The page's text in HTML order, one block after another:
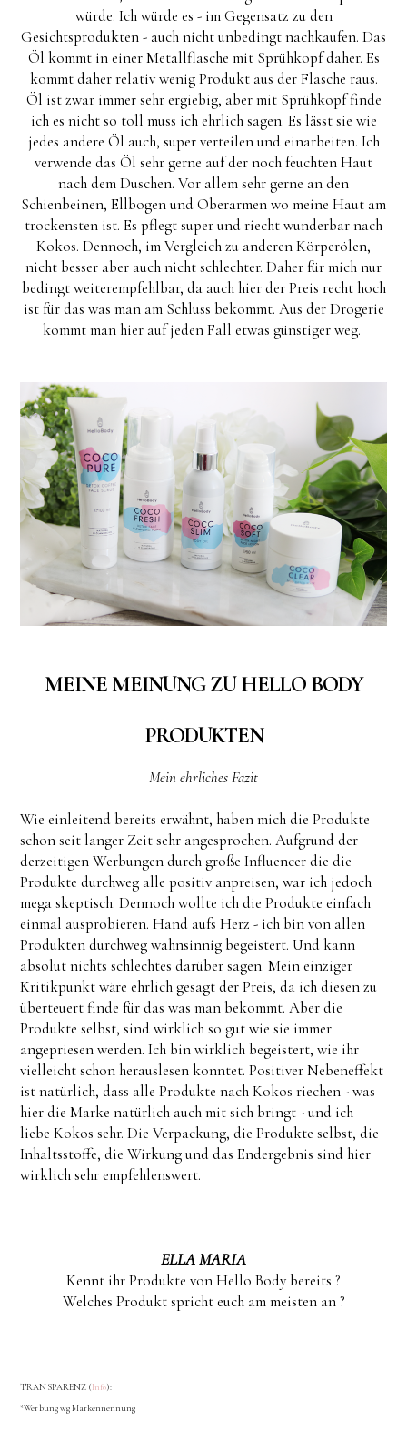
würde. Ich würde es - im Gegensatz zu den
Gesichtsprodukten - auch nicht unbedingt nachkaufen. Das
Öl kommt in einer Metallflasche mit Sprühkopf daher. Es
kommt daher relativ wenig Produkt aus der Flasche raus.
Öl ist zwar immer sehr ergiebig, aber mit Sprühkopf finde
ich es nicht so toll muss ich ehrlich sagen. Es lässt sie wie
jedes andere Öl auch, super verteilen und einarbeiten. Ich
verwende das Öl sehr gerne auf der noch feuchten Haut
nach dem Duschen. Vor allem sehr gerne an den
Schienbeinen, Ellbogen und Oberarmen wo meine Haut am
trockensten ist. Es pflegt super und riecht wunderbar nach
Kokos. Dennoch, im Vergleich zu anderen Körperölen,
nicht besser aber auch nicht schlechter. Daher für mich nur
bedingt weiterempfehlbar, da auch hier der Preis recht hoch
ist für das was man am Schluss bekommt. Aus der Drogerie
kommt man hier auf jeden Fall etwas günstiger weg.
MEINE MEINUNG ZU HELLO BODY
PRODUKTEN
Mein ehrliches Fazit
Wie einleitend bereits erwähnt, haben mich die Produkte
schon seit langer Zeit sehr angesprochen. Aufgrund der
derzeitigen Werbungen durch große Influencer die die
Produkte durchweg alle positiv anpreisen, war ich jedoch
mega skeptisch. Dennoch wollte ich die Produkte einfach
einmal ausprobieren. Hand aufs Herz - ich bin von allen
Produkten durchweg wahnsinnig begeistert. Und kann
absolut nichts schlechtes darüber sagen. Mein einziger
Kritikpunkt wäre ehrlich gesagt der Preis, da ich diesen zu
überteuert finde für das was man bekommt. Aber die
Produkte selbst, sind wirklich so gut wie sie immer
angepriesen werden. Ich bin wirklich begeistert, wie ihr
vielleicht schon herauslesen konntet. Positiver Nebeneffekt
ist natürlich, dass alle Produkte nach Kokos riechen - was
hier die Marke natürlich auch mit sich bringt - und ich
liebe Kokos sehr. Die Verpackung, die Produkte selbst, die
Inhaltsstoffe, die Wirkung und das Endergebnis sind hier
wirklich sehr empfehlenswert.
ELLA MARIA
Kennt ihr Produkte von Hello Body bereits ?
Welches Produkt spricht euch am meisten an ?
TRANSPARENZ (Info):
*Werbung wg Markennennung